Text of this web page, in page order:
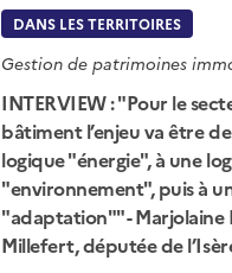
DANS LES TERRITOIRES
Gestion de patrimoines
INTERVIEW : "Pour le
bâtiment l’enjeu va être
logique "énergie", à une
"environnement", puis à
"adaptation"" - Marjolaine
Millefert, députée de